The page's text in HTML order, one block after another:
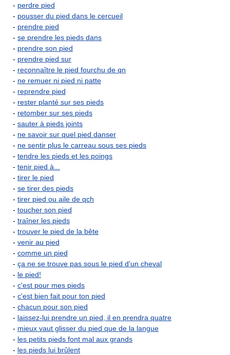
- perdre pied
- pousser du pied dans le cercueil
- prendre pied
- se prendre les pieds dans
- prendre son pied
- prendre pied sur
- reconnaître le pied fourchu de qn
- ne remuer ni pied ni patte
- reprendre pied
- rester planté sur ses pieds
- retomber sur ses pieds
- sauter à pieds joints
- ne savoir sur quel pied danser
- ne sentir plus le carreau sous ses pieds
- tendre les pieds et les poings
- tenir pied à...
- tirer le pied
- se tirer des pieds
- tirer pied ou aile de qch
- toucher son pied
- traîner les pieds
- trouver le pied de la bête
- venir au pied
- comme un pied
- ça ne se trouve pas sous le pied d'un cheval
- le pied!
- c'est pour mes pieds
- c'est bien fait pour ton pied
- chacun pour son pied
- laissez-lui prendre un pied, il en prendra quatre
- mieux vaut glisser du pied que de la langue
- les petits pieds font mal aux grands
- les pieds lui brûlent